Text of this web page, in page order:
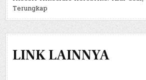
Terungkap
LINK LAINNYA